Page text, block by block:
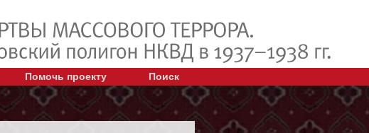
Помочь проекту Поиск